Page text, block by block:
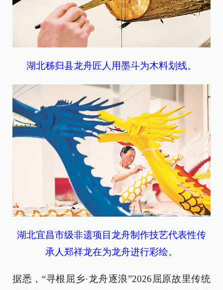
湖北秭归县龙舟匠人用墨斗为木料划线。
湖北宜昌市级非遗项目龙舟制作技艺代表性传
承人郑祥龙在为龙舟进行彩绘。
据悉，“寻根屈乡·龙舟逐浪”2026屈原故里传统